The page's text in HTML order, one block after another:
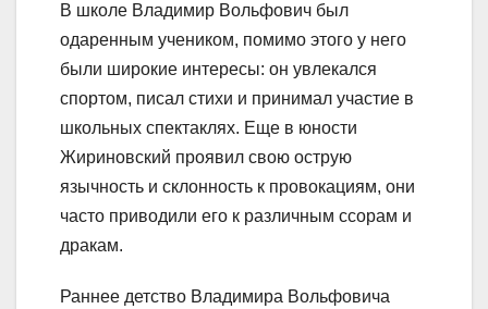
В школе Владимир Вольфович был
одаренным учеником, помимо этого у него
были широкие интересы: он увлекался
спортом, писал стихи и принимал участие в
школьных спектаклях. Еще в юности
Жириновский проявил свою острую
язычность и склонность к провокациям, они
часто приводили его к различным ссорам и
дракам.
Раннее детство Владимира Вольфовича